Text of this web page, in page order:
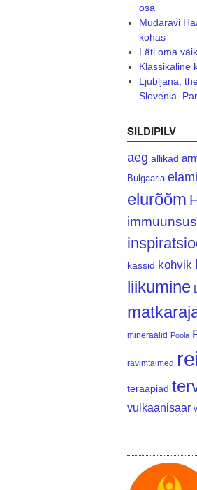
osa
Mudaravi
kohas
Läti oma
Klassikaline
Ljubljana,
Slovenia.
SILDIPILV
aeg allikad
Bulgaaria
elurõõm
immuunsus
kassid kohvik
liikumine
mineraalid Poola
ravimtaimed
teraapiad
vulkaanisaar